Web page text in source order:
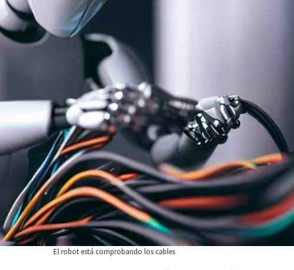
El robot está comprobando los cables